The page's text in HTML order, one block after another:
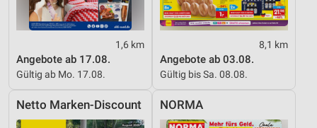
1,6 km
Angebote ab 17.08.
Gültig ab Mo. 17.08.
8,1 km
Angebote ab 03.08.
Gültig bis Sa. 08.08.
Netto Marken-Discount NORMA